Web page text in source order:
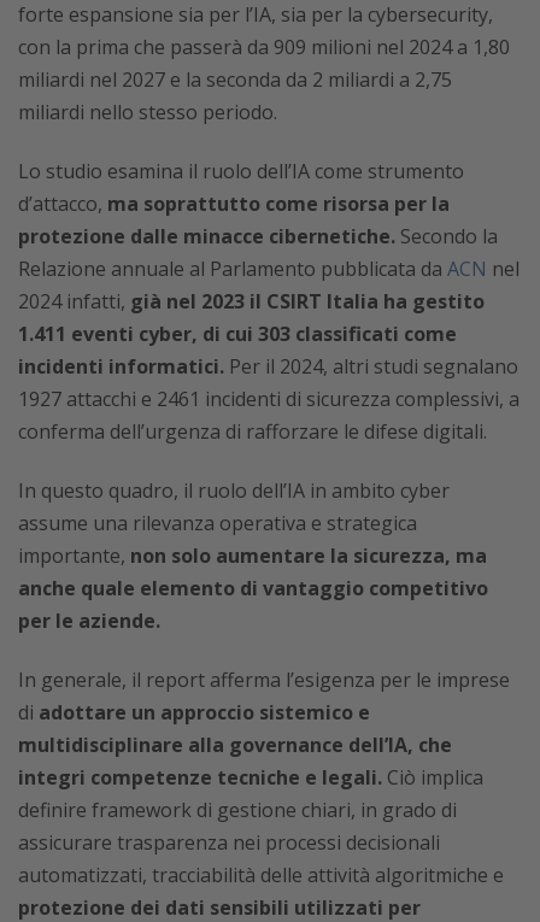
forte espansione sia per l’IA, sia per la cybersecurity,
con la prima che passerà da 909 milioni nel 2024 a 1,80
miliardi nel 2027 e la seconda da 2 miliardi a 2,75
miliardi nello stesso periodo.
Lo studio esamina il ruolo dell’IA come strumento
d’attacco, ma soprattutto come risorsa per la
protezione dalle minacce cibernetiche. Secondo la
Relazione annuale al Parlamento pubblicata da ACN nel
2024 infatti, già nel 2023 il CSIRT Italia ha gestito
1.411 eventi cyber, di cui 303 classificati come
incidenti informatici. Per il 2024, altri studi segnalano
1927 attacchi e 2461 incidenti di sicurezza complessivi, a
conferma dell’urgenza di rafforzare le difese digitali.
In questo quadro, il ruolo dell’IA in ambito cyber
assume una rilevanza operativa e strategica
importante, non solo aumentare la sicurezza, ma
anche quale elemento di vantaggio competitivo
per le aziende.
In generale, il report afferma l’esigenza per le imprese
di adottare un approccio sistemico e
multidisciplinare alla governance dell’IA, che
integri competenze tecniche e legali. Ciò implica
definire framework di gestione chiari, in grado di
assicurare trasparenza nei processi decisionali
automatizzati, tracciabilità delle attività algoritmiche e
protezione dei dati sensibili utilizzati per